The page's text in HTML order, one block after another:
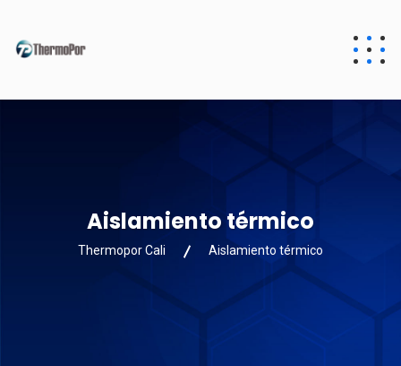
Aislamiento térmico
Thermopor Cali Aislamiento térmico